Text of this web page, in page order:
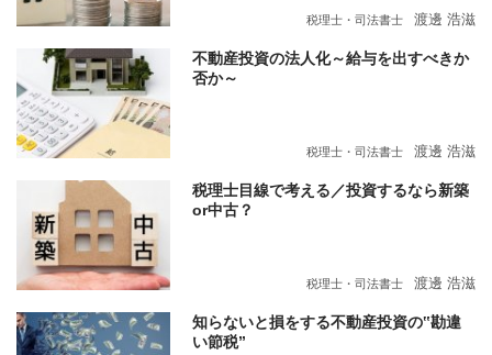
税理士・司法書士 渡邊 浩滋
不動産投資の法人化～給与を出すべきか
否か～
税理士・司法書士 渡邊 浩滋
税理士目線で考える／投資するなら新築
or中古？
税理士・司法書士 渡邊 浩滋
知らないと損をする不動産投資の‟勘違
い節税”